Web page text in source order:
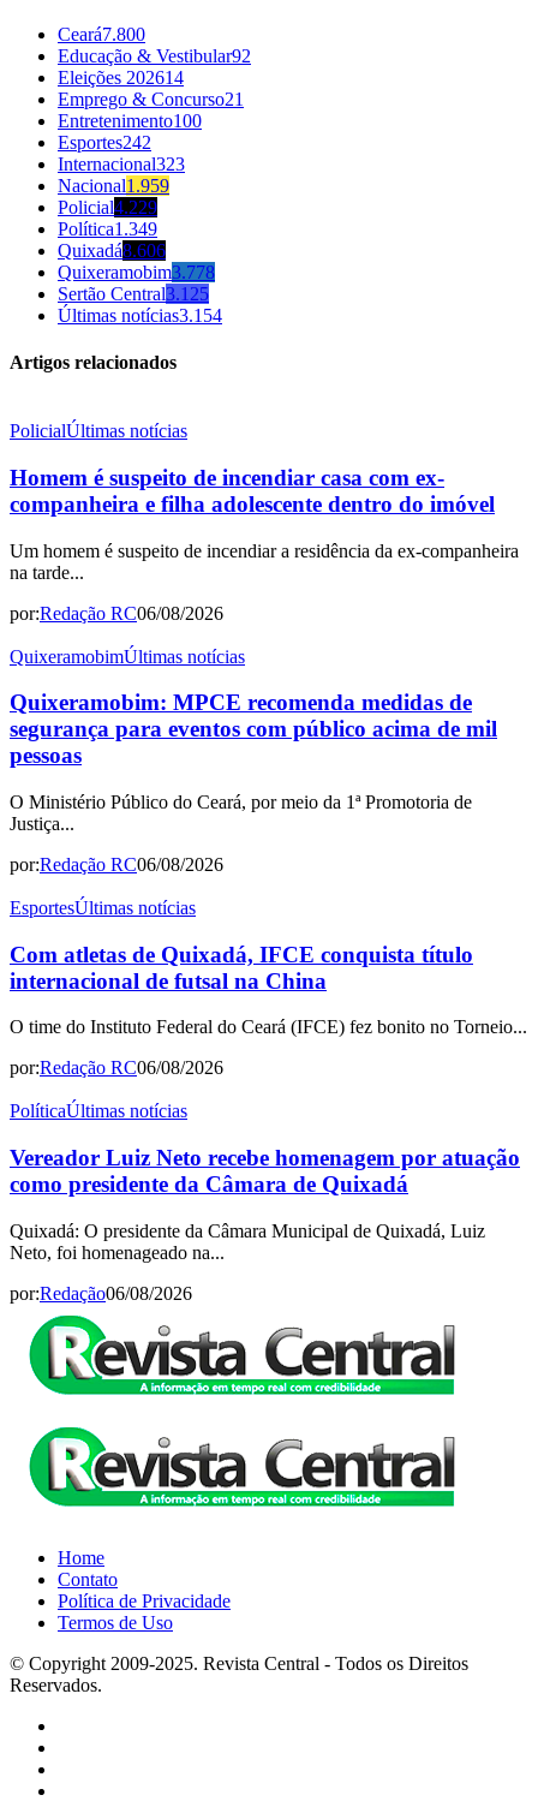
Ceará7.800
Educação & Vestibular92
Eleições 202614
Emprego & Concurso21
Entretenimento100
Esportes242
Internacional323
Nacional1.959
Policial4.229
Política1.349
Quixadá8.606
Quixeramobim3.778
Sertão Central3.125
Últimas notícias3.154
Artigos relacionados
PolicialÚltimas notícias
Homem é suspeito de incendiar casa com ex-
companheira e filha adolescente dentro do imóvel
Um homem é suspeito de incendiar a residência da ex-companheira
na tarde...
por:Redação RC06/08/2026
QuixeramobimÚltimas notícias
Quixeramobim: MPCE recomenda medidas de
segurança para eventos com público acima de mil
pessoas
O Ministério Público do Ceará, por meio da 1ª Promotoria de
Justiça...
por:Redação RC06/08/2026
EsportesÚltimas notícias
Com atletas de Quixadá, IFCE conquista título
internacional de futsal na China
O time do Instituto Federal do Ceará (IFCE) fez bonito no Torneio...
por:Redação RC06/08/2026
PolíticaÚltimas notícias
Vereador Luiz Neto recebe homenagem por atuação
como presidente da Câmara de Quixadá
Quixadá: O presidente da Câmara Municipal de Quixadá, Luiz
Neto, foi homenageado na...
por:Redação06/08/2026
Home
Contato
Política de Privacidade
Termos de Uso
© Copyright 2009-2025. Revista Central - Todos os Direitos
Reservados.